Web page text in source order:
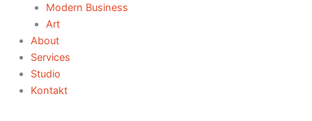
Modern Business
Art
About
Services
Studio
Kontakt